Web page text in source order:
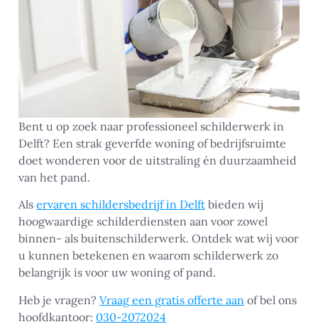
Bent u op zoek naar professioneel schilderwerk in
Delft? Een strak geverfde woning of bedrijfsruimte
doet wonderen voor de uitstraling én duurzaamheid
van het pand.
Als ervaren schildersbedrijf in Delft bieden wij
hoogwaardige schilderdiensten aan voor zowel
binnen- als buitenschilderwerk. Ontdek wat wij voor
u kunnen betekenen en waarom schilderwerk zo
belangrijk is voor uw woning of pand.
Heb je vragen? Vraag een gratis offerte aan of bel ons
hoofdkantoor: 030-2072024